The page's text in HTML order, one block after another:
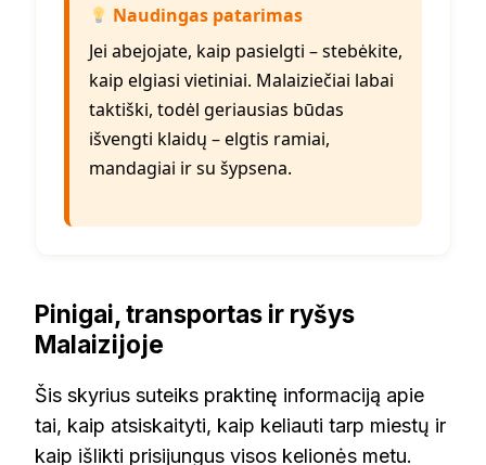
Naudingas patarimas
Jei abejojate, kaip pasielgti – stebėkite,
kaip elgiasi vietiniai. Malaiziečiai labai
taktiški, todėl geriausias būdas
išvengti klaidų – elgtis ramiai,
mandagiai ir su šypsena.
Pinigai, transportas ir ryšys
Malaizijoje
Šis skyrius suteiks praktinę informaciją apie
tai, kaip atsiskaityti, kaip keliauti tarp miestų ir
kaip išlikti prisijungus visos kelionės metu.